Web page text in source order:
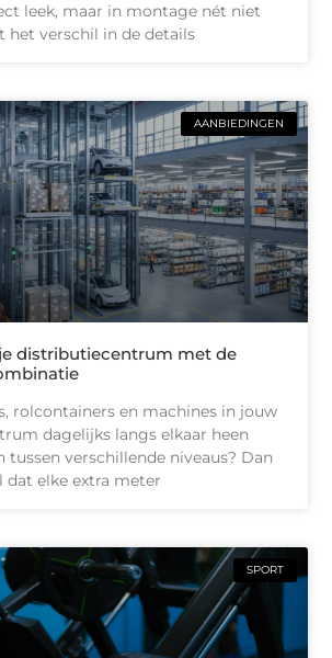
leek, maar in montage nét niet
het verschil in de details
AANBIEDINGEN
distributiecentrum met de
rolcontainers en machines in jouw
dagelijks langs elkaar heen
tussen verschillende niveaus? Dan
dat elke extra meter
SPORT